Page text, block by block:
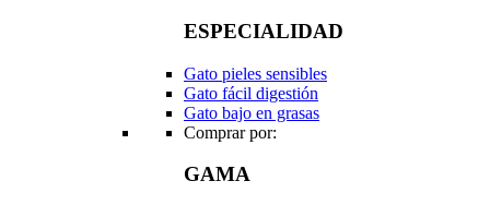
ESPECIALIDAD
Gato pieles sensibles
Gato fácil digestión
Gato bajo en grasas
Comprar por:
GAMA